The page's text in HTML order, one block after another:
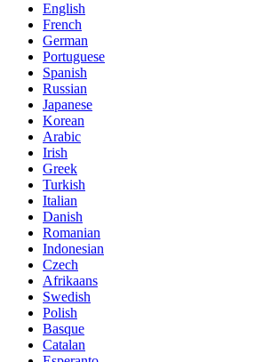
English
French
German
Portuguese
Spanish
Russian
Japanese
Korean
Arabic
Irish
Greek
Turkish
Italian
Danish
Romanian
Indonesian
Czech
Afrikaans
Swedish
Polish
Basque
Catalan